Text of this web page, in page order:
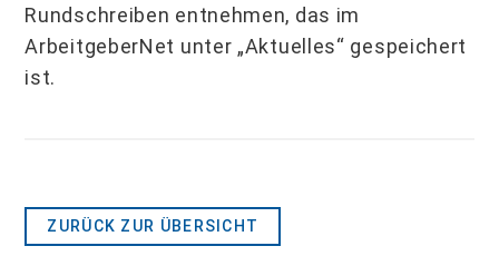
Rundschreiben entnehmen, das im
ArbeitgeberNet unter „Aktuelles“ gespeichert
ist.
ZURÜCK ZUR ÜBERSICHT